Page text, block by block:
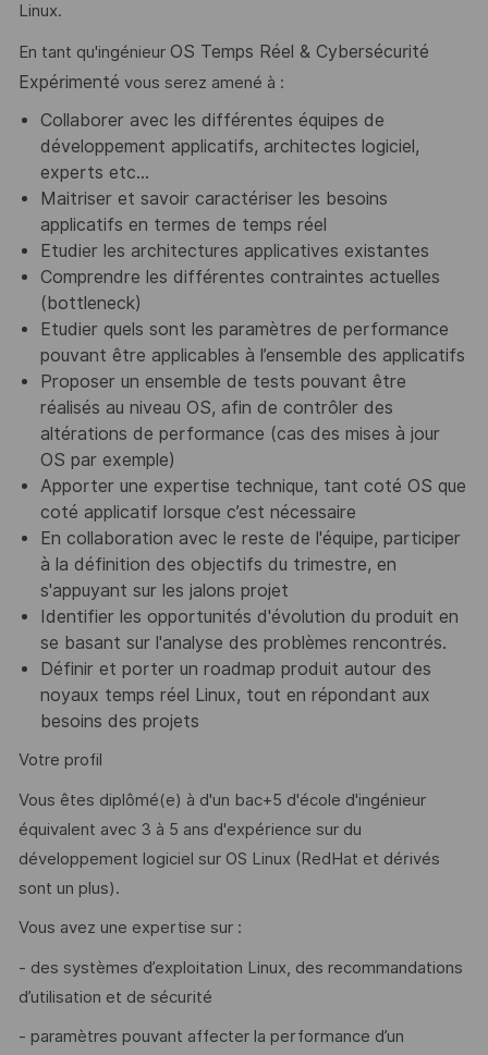
Linux.
En tant qu'ingénieur OS Temps Réel & Cybersécurité
Expérimenté vous serez amené à :
Collaborer avec les différentes équipes de
développement applicatifs, architectes logiciel,
experts etc…
Maitriser et savoir caractériserles besoins
applicatifs en termes de temps réel
Etudier les architectures applicatives existantes
Comprendre les différentes contraintes actuelles
(bottleneck)
Etudier quels sont les paramètres de performance
pouvant être applicables à l’ensemble des applicatifs
Proposer un ensemble de tests pouvant être
réalisés au niveau OS, afin de contrôler des
altérations de performance (cas des mises à jour
OS par exemple)
Apporter une expertise technique, tant coté OS que
coté applicatif lorsque c’est nécessaire
En collaboration avec le reste de l'équipe, participer
à la définition des objectifs du trimestre, en
s'appuyant sur les jalons projet
Identifier les opportunités d'évolution du produit en
se basant sur l'analyse des problèmes rencontrés.
Définir et porter un roadmap produit autour des
noyaux temps réel Linux, tout en répondant aux
besoins des projets
Votre profil
Vous êtes diplômé(e) à d'un bac+5 d'école d'ingénieur
équivalent avec 3 à 5 ans d'expérience sur du
développement logiciel sur OS Linux (RedHat et dérivés
sont un plus).
Vous avez une expertise sur :
- des systèmes d’exploitation Linux, des recommandations
d’utilisation et de sécurité
- paramètres pouvant affecter la performance d’un